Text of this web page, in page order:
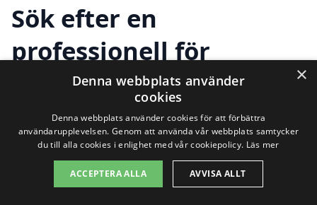
Sök efter en
professionell för
trädgårdsarbete i andra
städer nära Arvidsvik
Att hitta rätt hjälp till
trädgårdsarbete i
×
Denna webbplats använder
cookies
Denna webbplats använder cookies för att förbättra
användarupplevelsen. Genom att använda vår webbplats samtycker
du till alla cookies i enlighet med vår cookiepolicy. Läs mer
ACCEPTERA ALLA AVVISA ALLT